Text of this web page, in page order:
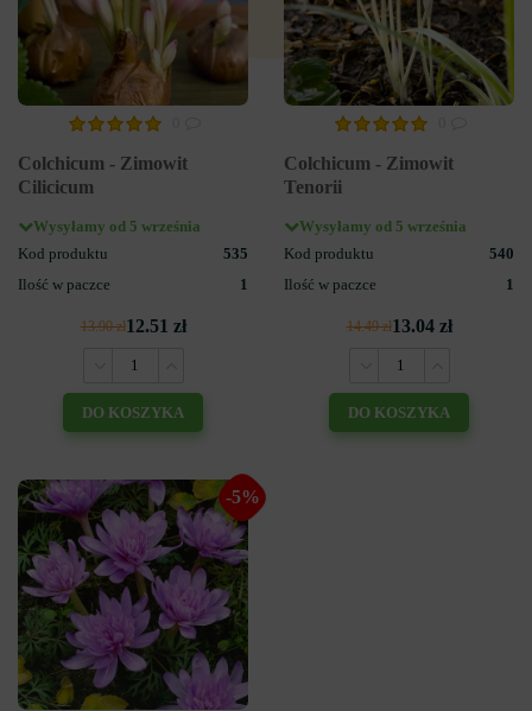
Colchicum - Zimowit
Cilicicum
Wysyłamy od 5 września
Kod produktu
535
Ilość w paczce
1
13.90 zł12.51 zł
DO KOSZYKA
Colchicum - Zimowit
Tenorii
Wysyłamy od 5 września
Kod produktu
540
Ilość w paczce
1
14.49 zł13.04 zł
DO KOSZYKA
-5%